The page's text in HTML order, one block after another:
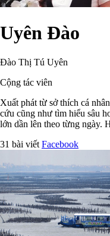
Uyên Đào
Đào Thị Tú Uyên
Cộng tác viên
Xuất phát từ sở thích cá
cứu cũng như tìm hiểu sâu
lớn dần lên theo từng ngày.
31 bài viết Facebook